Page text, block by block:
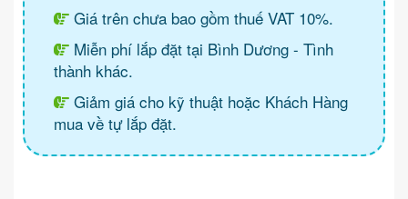
Giá trên chưa bao gồm thuế VAT 10%.
Miễn phí lắp đặt tại Bình Dương - Tình
thành khác.
Giảm giá cho kỹ thuật hoặc Khách Hàng
mua về tự lắp đặt.